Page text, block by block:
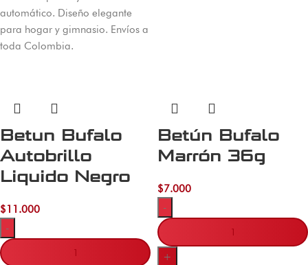
automático. Diseño elegante
para hogar y gimnasio. Envíos a
toda Colombia.
Betun Bufalo
Autobrillo
Liquido Negro
$11.000
-
Betún Bufalo
Marrón 36g
$7.000
-
+